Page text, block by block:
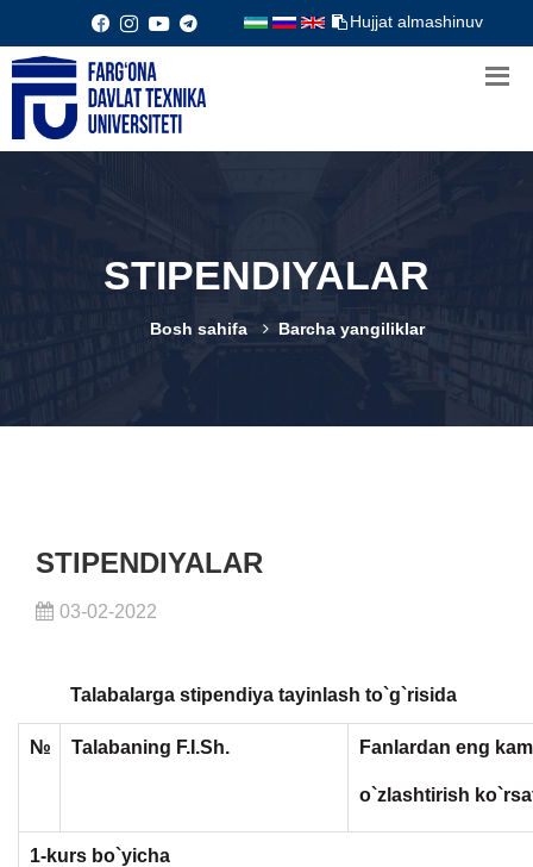
Hujjat almashinuv
STIPENDIYALAR
Bosh sahifa Barcha yangiliklar
STIPENDIYALAR
03-02-2022
Talabalarga stipendiya tayinlash to`g`risida
№ Talabaning F.I.Sh. Fanlardan eng kam
o`zlashtirish
1-kurs bo`yicha